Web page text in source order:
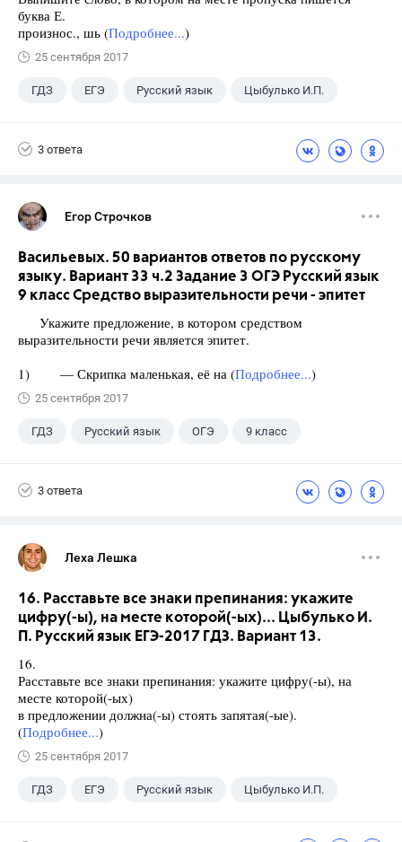
буква Е.
произнос., шь (Подробнее...)
25 сентября 2017
ГДЗ ЕГЭ Русский язык Цыбулько И.П.
3 ответа
Егор Строчков
Васильевых. 50 вариантов ответов по русскому
языку. Вариант 33 ч.2 Задание 3 ОГЭ Русский язык
9 класс Средство выразительности речи - эпитет
Укажите предложение, в котором средством
выразительности речи является эпитет.
1) — Скрипка маленькая, её на (Подробнее...)
25 сентября 2017
ГДЗ Русский язык ОГЭ 9 класс
3 ответа
Леха Лешка
16. Расставьте все знаки препинания: укажите
цифру(-ы), на месте которой(-ых)... Цыбулько И.
П. Русский язык ЕГЭ-2017 ГДЗ. Вариант 13.
16.
Расставьте все знаки препинания: укажите цифру(-ы), на
месте которой(-ых)
в предложении должна(-ы) стоять запятая(-ые).
(Подробнее...)
25 сентября 2017
ГДЗ ЕГЭ Русский язык Цыбулько И.П.